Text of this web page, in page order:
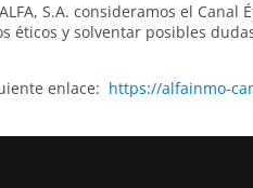
ALFA, S.A. consideramos el
éticos y solventar posibles
enlace: https://alfainmo-